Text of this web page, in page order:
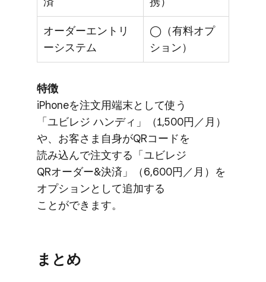
オーダーエントリ
ーシステム
◯（有料オプ
ション）
特徴
iPhoneを​注文用端末と​して​使う​
「ユビレジ ハンディ」​（1,500円／月）
や、​お客さま​自身が​QRコードを​
読み込んで​注文する​「ユビレジ
QRオーダー&決済」​（6,600円／月）を​
オプションと​して​追加する​
ことができます。
まとめ